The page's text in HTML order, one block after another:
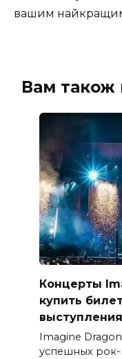
вашим найкращим
Вам також
Концерты
купить
выступления
Imagine
успешных рок-